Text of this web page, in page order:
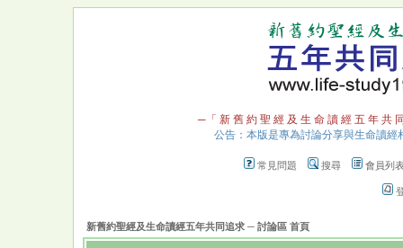
─「 新 舊 約 聖 經 及 生 命 讀 經 五 年 共
公告：本版是專為討論分享與生命讀
常見問題 搜尋 會員列
新舊約聖經及生命讀經五年共同追求 ─ 討論區 首頁